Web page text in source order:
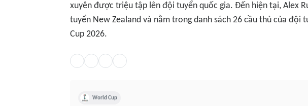
xuyên được triệu tập lên đội tuyển quốc gia. Đến hiện tại, Alex
tuyển New Zealand và nằm trong danh sách 26 cầu thủ của đội
Cup 2026.
World Cup